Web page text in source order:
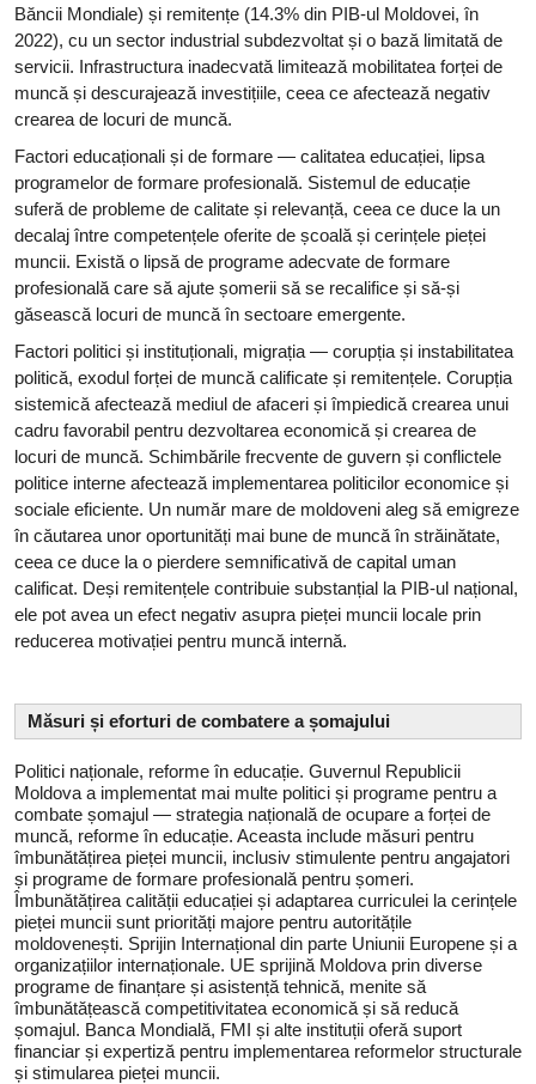
Băncii Mondiale) și remitențe (14.3% din PIB-ul Moldovei, în
2022), cu un sector industrial subdezvoltat și o bază limitată de
servicii. Infrastructura inadecvată limitează mobilitatea forței de
muncă și descurajează investițiile, ceea ce afectează negativ
crearea de locuri de muncă.
Factori educaționali și de formare — calitatea educației, lipsa
programelor de formare profesională. Sistemul de educație
suferă de probleme de calitate și relevanță, ceea ce duce la un
decalaj între competențele oferite de școală și cerințele pieței
muncii. Există o lipsă de programe adecvate de formare
profesională care să ajute șomerii să se recalifice și să-și
găsească locuri de muncă în sectoare emergente.
Factori politici și instituționali, migrația — corupția și instabilitatea
politică, exodul forței de muncă calificate și remitențele. Corupția
sistemică afectează mediul de afaceri și împiedică crearea unui
cadru favorabil pentru dezvoltarea economică și crearea de
locuri de muncă. Schimbările frecvente de guvern și conflictele
politice interne afectează implementarea politicilor economice și
sociale eficiente. Un număr mare de moldoveni aleg să emigreze
în căutarea unor oportunități mai bune de muncă în străinătate,
ceea ce duce la o pierdere semnificativă de capital uman
calificat. Deși remitențele contribuie substanțial la PIB-ul național,
ele pot avea un efect negativ asupra pieței muncii locale prin
reducerea motivației pentru muncă internă.
Măsuri și eforturi de combatere a șomajului
Politici naționale, reforme în educație. Guvernul Republicii
Moldova a implementat mai multe politici și programe pentru a
combate șomajul — strategia națională de ocupare a forței de
muncă, reforme în educație. Aceasta include măsuri pentru
îmbunătățirea pieței muncii, inclusiv stimulente pentru angajatori
și programe de formare profesională pentru șomeri.
Îmbunătățirea calității educației și adaptarea curriculei la cerințele
pieței muncii sunt priorități majore pentru autoritățile
moldovenești. Sprijin Internațional din parte Uniunii Europene și a
organizațiilor internaționale. UE sprijină Moldova prin diverse
programe de finanțare și asistență tehnică, menite să
îmbunătățească competitivitatea economică și să reducă
șomajul. Banca Mondială, FMI și alte instituții oferă suport
financiar și expertiză pentru implementarea reformelor structurale
și stimularea pieței muncii.